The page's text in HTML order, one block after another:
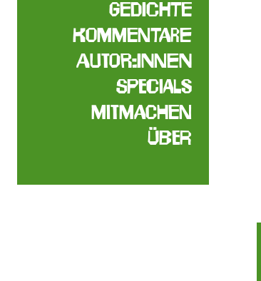
Gedichte
Kommentare
Autor:innen
Specials
Mitmachen
Über